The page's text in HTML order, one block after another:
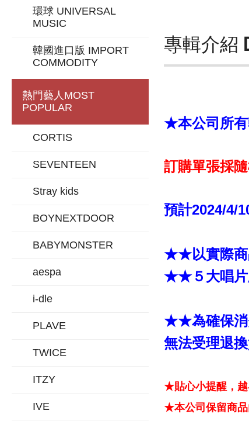
環球 UNIVERSAL
MUSIC
韓國進口版 IMPORT
COMMODITY
熱門藝人 MOST
POPULAR
CORTIS
SEVENTEEN
Stray kids
BOYNEXTDOOR
BABYMONSTER
aespa
i-dle
PLAVE
TWICE
ITZY
IVE
專輯介紹
★本公司所有
訂購單張採
預計2024/4/
★★以實際
★★５大唱片
★★為確保消
無法受理退
★貼心小提醒，
★本公司保留商品